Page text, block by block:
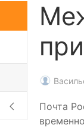
Почта